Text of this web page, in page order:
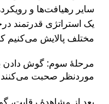
سایر رهیافت‌ها و
یک استراتژی قدرتمند
مختلف پالایش می‌کنیم
مرحلۀ سوم: گوش دادن
موردنظر صحبت می‌کنند
بعد از مشاهدۀ